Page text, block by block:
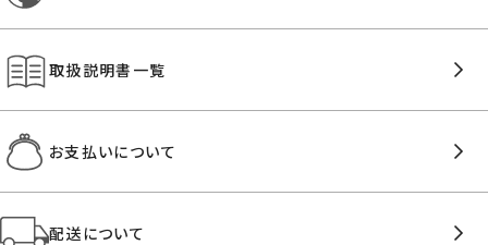
取扱説明書一覧
お支払いについて
配送について